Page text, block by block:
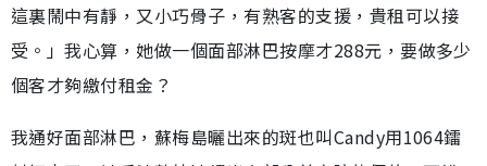
這裏鬧中有靜，又小巧骨子，有熟客的支援，貴租可以接
受。」我心算，她做一個面部淋巴按摩才288元，要做多少
個客才夠繳付租金？
我通好面部淋巴，蘇梅島曬出來的斑也叫Candy用1064鐳